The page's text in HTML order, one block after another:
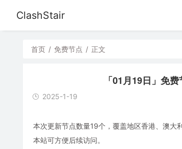
ClashStair
首页 / 免费节点 / 正文
「01月19日」免
2025-1-19
本次更新节点数量19个，覆盖地区香港、澳
本站可方便后续访问。